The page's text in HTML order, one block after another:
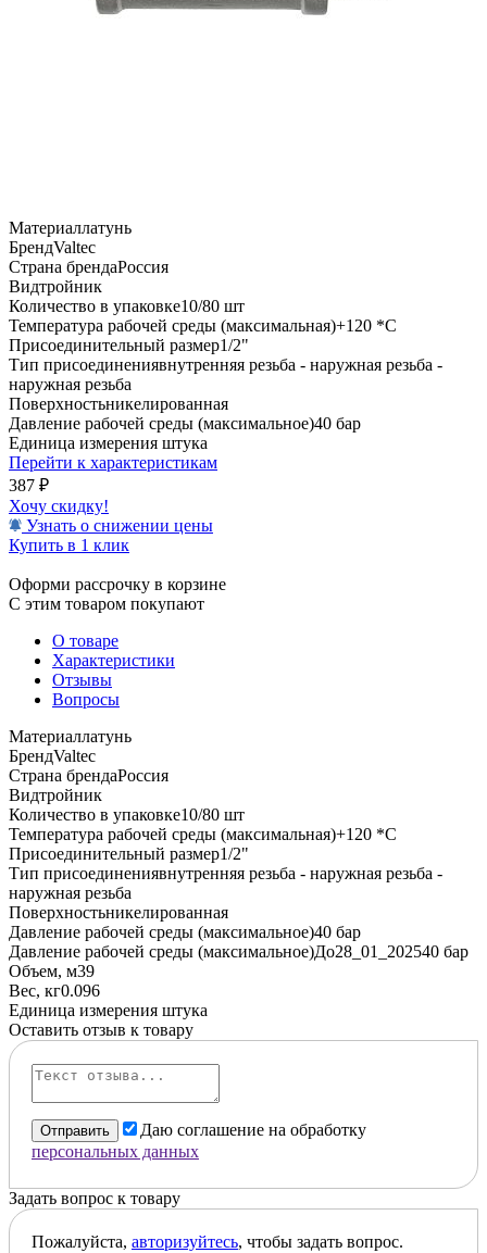
Материаллатунь
БрендValtec
Страна брендаРоссия
Видтройник
Количество в упаковке10/80 шт
Температура рабочей среды (максимальная)+120 *C
Присоединительный размер1/2"
Тип присоединениявнутренняя резьба - наружная резьба -
наружная резьба
Поверхностьникелированная
Давление рабочей среды (максимальное)40 бар
Единица измерения штука
Перейти к характеристикам
387 ₽
Хочу скидку!
Узнать о снижении цены
Купить в 1 клик
Оформи рассрочку в корзине
С этим товаром покупают
О товаре
Характеристики
Отзывы
Вопросы
Материаллатунь
БрендValtec
Страна брендаРоссия
Видтройник
Количество в упаковке10/80 шт
Температура рабочей среды (максимальная)+120 *C
Присоединительный размер1/2"
Тип присоединениявнутренняя резьба - наружная резьба -
наружная резьба
Поверхностьникелированная
Давление рабочей среды (максимальное)40 бар
Давление рабочей среды (максимальное)До28_01_202540 бар
Объем, м39
Вес, кг0.096
Единица измерения штука
Оставить отзыв к товару
Отправить
Даю соглашение на обработку
персональных данных
Задать вопрос к товару
Пожалуйста, авторизуйтесь, чтобы задать вопрос.